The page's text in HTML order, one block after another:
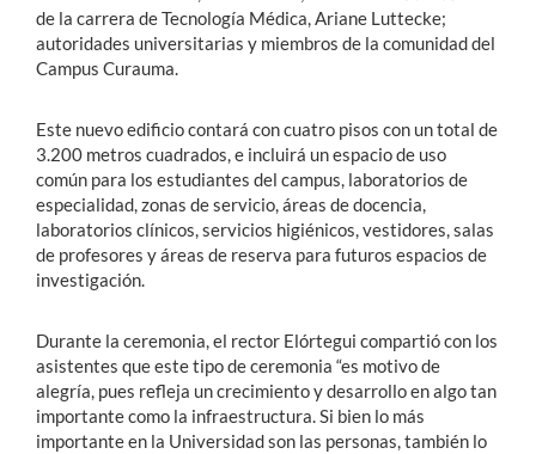
de la carrera de Tecnología Médica, Ariane Luttecke;
autoridades universitarias y miembros de la comunidad del
Campus Curauma.
Este nuevo edificio contará con cuatro pisos con un total de
3.200 metros cuadrados, e incluirá un espacio de uso
común para los estudiantes del campus, laboratorios de
especialidad, zonas de servicio, áreas de docencia,
laboratorios clínicos, servicios higiénicos, vestidores, salas
de profesores y áreas de reserva para futuros espacios de
investigación.
Durante la ceremonia, el rector Elórtegui compartió con los
asistentes que este tipo de ceremonia “es motivo de
alegría, pues refleja un crecimiento y desarrollo en algo tan
importante como la infraestructura. Si bien lo más
importante en la Universidad son las personas, también lo